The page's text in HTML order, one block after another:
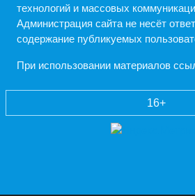
технологий и массовых
Администрация cайта не несёт
содержание публикуемых
При использовании материалов
16+